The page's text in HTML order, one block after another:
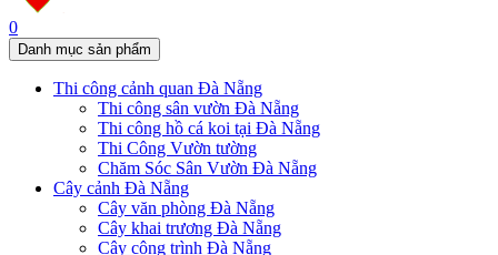
0
Danh mục sản phẩm
Thi công cảnh quan Đà Nẵng
Thi công sân vườn Đà Nẵng
Thi công hồ cá koi tại Đà Nẵng
Thi Công Vườn tường
Chăm Sóc Sân Vườn Đà Nẵng
Cây cảnh Đà Nẵng
Cây văn phòng Đà Nẵng
Cây khai trương Đà Nẵng
Cây công trình Đà Nẵng